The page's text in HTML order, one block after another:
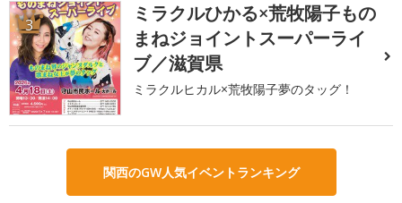
3
ミラクルひかる×荒牧陽子もの
まねジョイントスーパーライ
ブ／滋賀県
ミラクルヒカル×荒牧陽子夢のタッグ！
関西のGW人気イベントランキング